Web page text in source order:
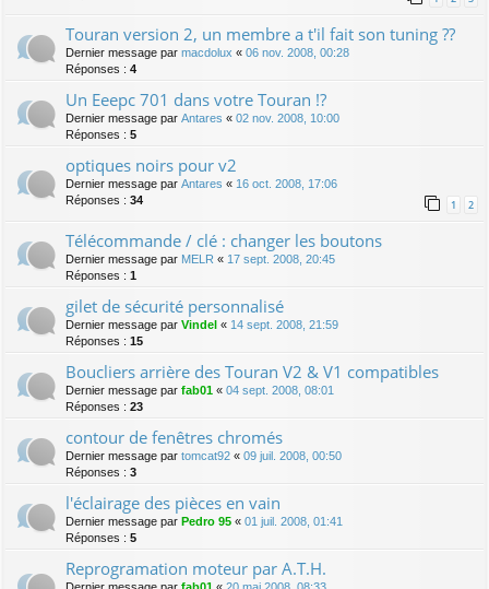
Touran version 2, un membre a t'il fait son tuning ??
Dernier message par macdolux « 06 nov. 2008, 00:28
Réponses : 4
Un Eeepc 701 dans votre Touran !?
Dernier message par Antares « 02 nov. 2008, 10:00
Réponses : 5
optiques noirs pour v2
Dernier message par Antares « 16 oct. 2008, 17:06
Réponses : 34 1 2
Télécommande / clé : changer les boutons
Dernier message par MELR « 17 sept. 2008, 20:45
Réponses : 1
gilet de sécurité personnalisé
Dernier message par Vindel « 14 sept. 2008, 21:59
Réponses : 15
Boucliers arrière des Touran V2 & V1 compatibles
Dernier message par fab01 « 04 sept. 2008, 08:01
Réponses : 23
contour de fenêtres chromés
Dernier message par tomcat92 « 09 juil. 2008, 00:50
Réponses : 3
l'éclairage des pièces en vain
Dernier message par Pedro 95 « 01 juil. 2008, 01:41
Réponses : 5
Reprogramation moteur par A.T.H.